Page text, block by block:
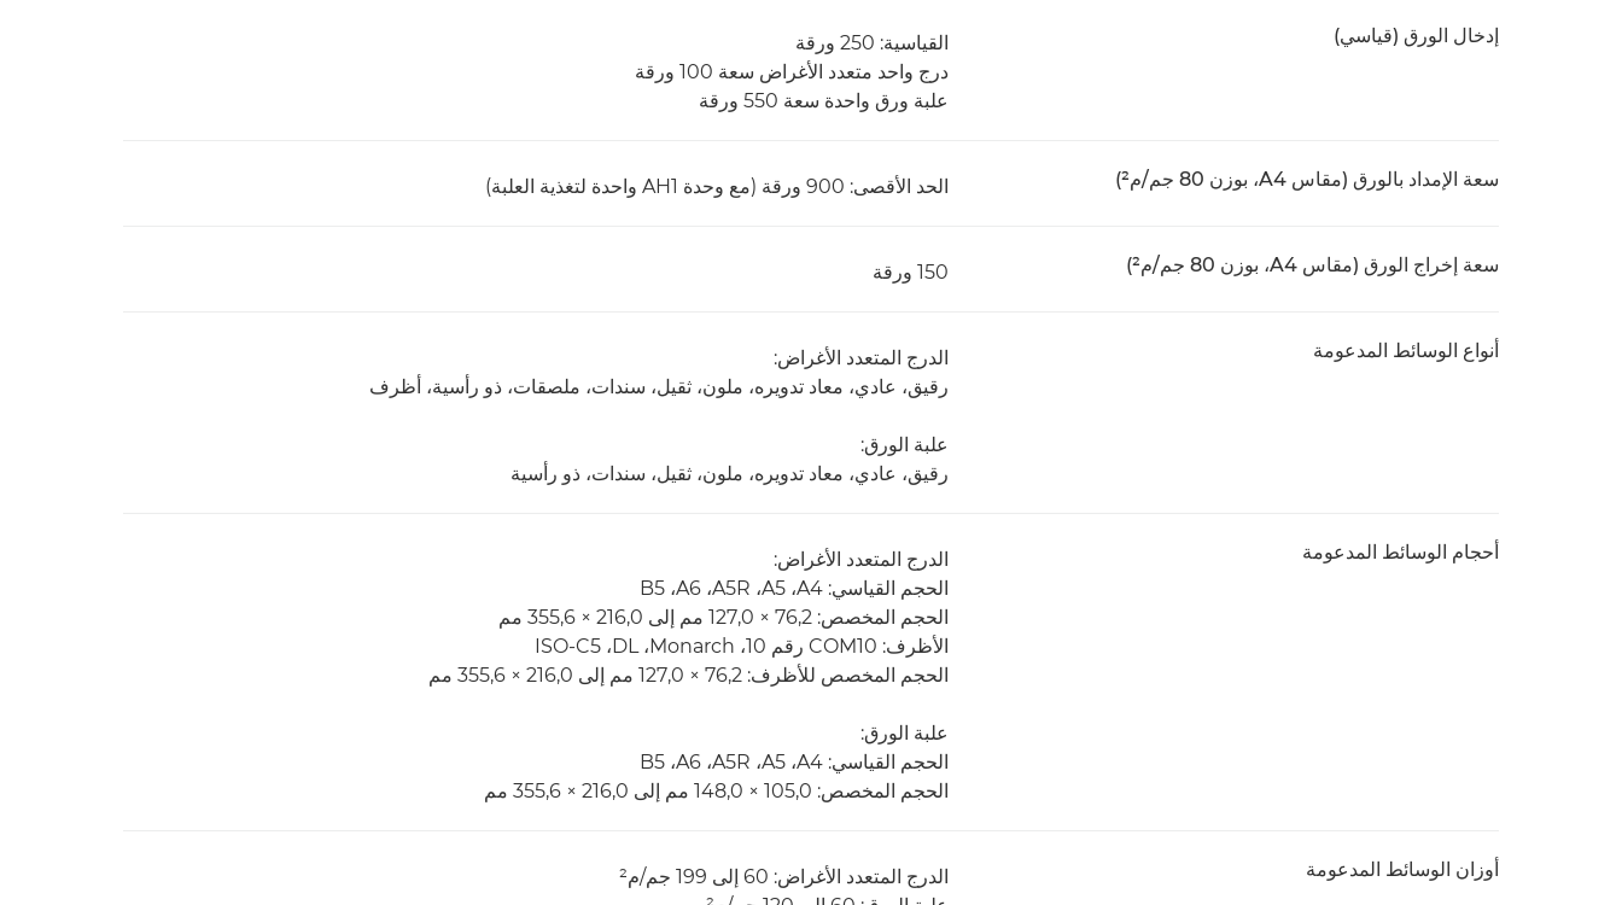
إدخال الورق (قياسي)
القياسية: 250 ورقة
درج واحد متعدد الأغراض سعة 100 ورقة
علبة ورق واحدة سعة 550 ورقة
سعة الإمداد بالورق (مقاس A4، بوزن 80 جم/م²) الحد الأقصى: 900 ورقة (مع وحدة AH1 واحدة لتغذية العلبة)
سعة إخراج الورق (مقاس A4، بوزن 80 جم/م²) 150 ورقة
أنواع الوسائط المدعومة
الدرج المتعدد الأغراض:
رقيق، عادي، معاد تدويره، ملون، ثقيل، سندات، ملصقات، ذو رأسية، أظرف
علبة الورق:
رقيق، عادي، معاد تدويره، ملون، ثقيل، سندات، ذو رأسية
أحجام الوسائط المدعومة
الدرج المتعدد الأغراض:
الحجم القياسي: A4‏، A5‏، A5R‏، A6‏، B5
الحجم المخصص: 76,2 × 127,0 مم إلى 216,0 × 355,6 مم
الأظرف: COM10 رقم 10، Monarch،‏ DL،‏ ISO-C5
الحجم المخصص للأظرف: 76,2 × 127,0 مم إلى 216,0 × 355,6 مم
علبة الورق:
الحجم القياسي: A4‏، A5‏، A5R‏، A6‏، B5
الحجم المخصص: 105,0 × 148,0 مم إلى 216,0 × 355,6 مم
أوزان الوسائط المدعومة
الدرج المتعدد الأغراض: 60 إلى 199 جم/م²